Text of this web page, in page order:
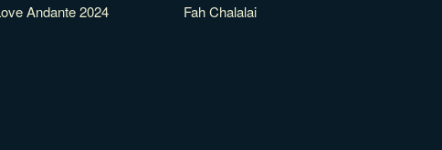
Andante 2024 Fah Chalalai